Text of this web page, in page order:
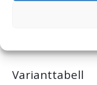
Som standard
sparskär och
Varianttabell